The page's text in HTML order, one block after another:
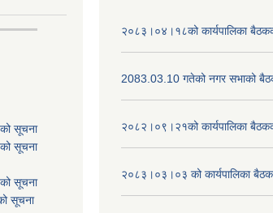
सूचना
सूचना
सूचना
सूचना
२०८३।०४।१८को कार्यपालिका
2083.03.10 गतेको नगर सभाको
२०८२।०९।२१को कार्यपालिका
२०८३।०३।०३ को कार्यपालिका